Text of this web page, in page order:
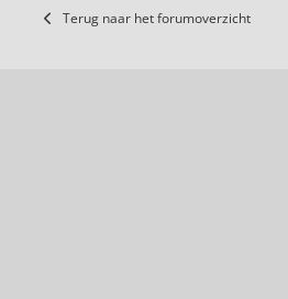
Terug naar het forumoverzicht